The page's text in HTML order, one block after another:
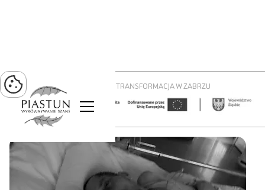
PROJEKT ZIELONA TRANSFORMACJA W ZABRZU